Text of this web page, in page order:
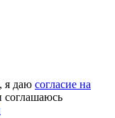
, я даю согласие на
соглашаюсь